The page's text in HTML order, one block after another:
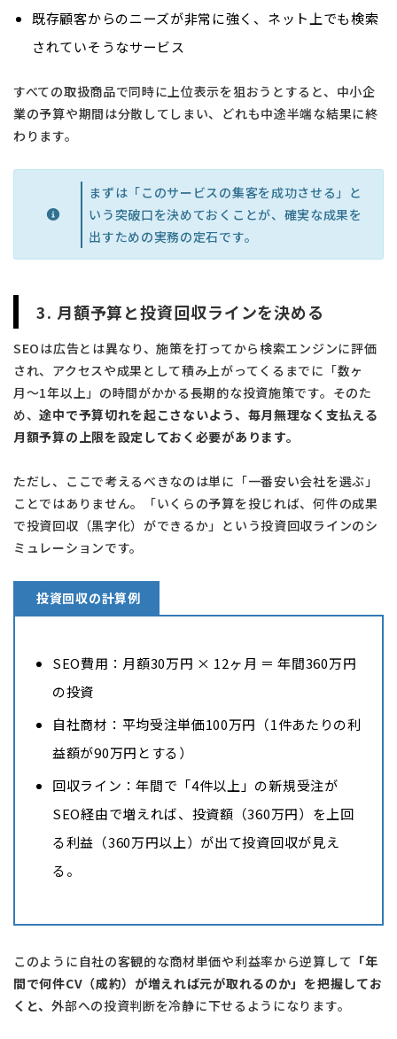
既存顧客からのニーズが非常に強く、ネット上でも検索
されていそうなサービス
すべての取扱商品で同時に上位表示を狙おうとすると、中小企
業の予算や期間は分散してしまい、どれも中途半端な結果に終
わります。
まずは「このサービスの集客を成功させる」と
いう突破口を決めておくことが、確実な成果を
出すための実務の定石です。
3. 月額予算と投資回収ラインを決める
SEOは広告とは異なり、施策を打ってから検索エンジンに評価
され、アクセスや成果として積み上がってくるまでに「数ヶ
月〜1年以上」の時間がかかる長期的な投資施策です。そのた
め、途中で予算切れを起こさないよう、毎月無理なく支払える
月額予算の上限を設定しておく必要があります。
ただし、ここで考えるべきなのは単に「一番安い会社を選ぶ」
ことではありません。「いくらの予算を投じれば、何件の成果
で投資回収（黒字化）ができるか」という投資回収ラインのシ
ミュレーションです。
投資回収の計算例
SEO費用：月額30万円 × 12ヶ月 ＝ 年間360万円
の投資
自社商材：平均受注単価100万円（1件あたりの利
益額が90万円とする）
回収ライン：年間で「4件以上」の新規受注が
SEO経由で増えれば、投資額（360万円）を上回
る利益（360万円以上）が出て投資回収が見え
る。
このように自社の客観的な商材単価や利益率から逆算して 「年
間で何件CV（成約）が増えれば元が取れるのか」を把握してお
くと、外部への投資判断を冷静に下せるようになります。